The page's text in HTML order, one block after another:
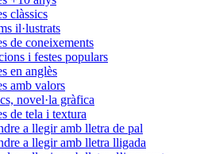
clàssics
il·lustrats
de coneixements
i festes populars
en anglès
amb valors
novel·la gràfica
de tela i textura
a llegir amb lletra de pal
a llegir amb lletra lligada